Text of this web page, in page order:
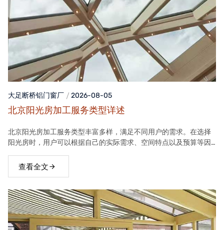
大足断桥铝门窗厂 2026-08-05
北京阳光房加工服务类型详述
北京阳光房加工服务类型丰富多样，满足不同用户的需求。在选择
阳光房时，用户可以根据自己的实际需求、空间特点以及预算等因
查看全文